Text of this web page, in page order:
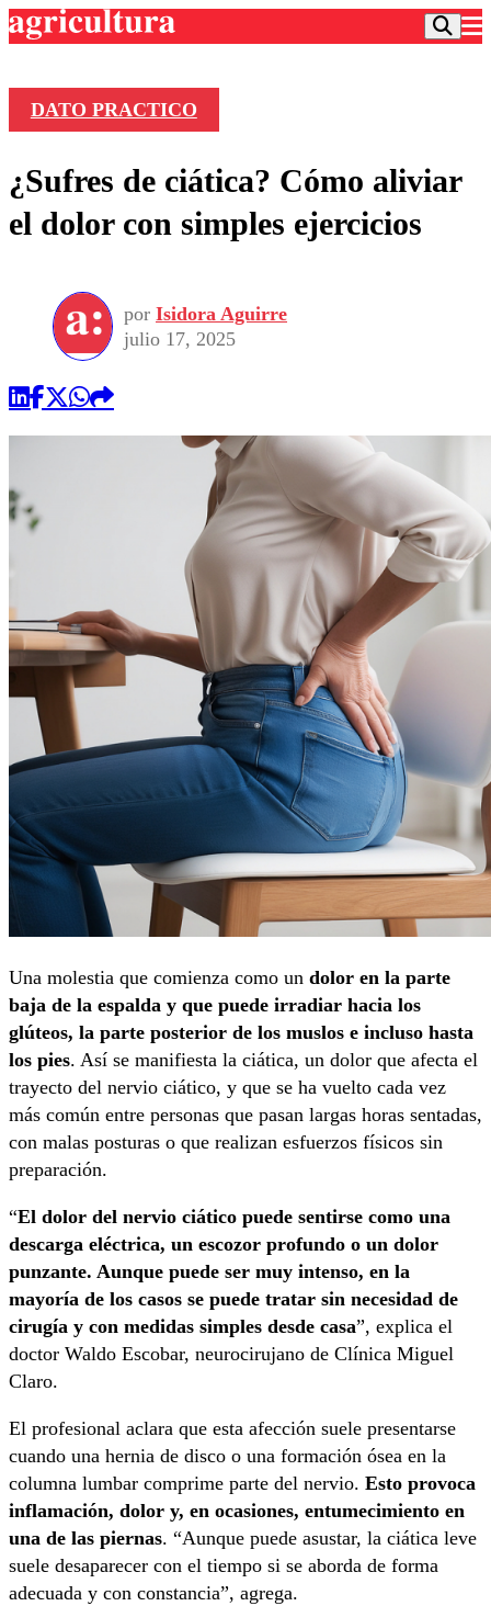
Frecuencias
Agricultura TV
Deportes
Motor
Otros Deportes
Universidad Católica
Universidad de Chile
Dato Practico
Política
Sustentabilidad
Vida Social
Publicaciones en medios
Comercial
DATO PRACTICO
¿Sufres de ciática? Cómo aliviar
el dolor con simples ejercicios
por Isidora Aguirre
julio 17, 2025
Una molestia que comienza como un dolor en la parte
baja de la espalda y que puede irradiar hacia los
glúteos, la parte posterior de los muslos e incluso hasta
los pies. Así se manifiesta la ciática, un dolor que afecta el
trayecto del nervio ciático, y que se ha vuelto cada vez
más común entre personas que pasan largas horas sentadas,
con malas posturas o que realizan esfuerzos físicos sin
preparación.
“El dolor del nervio ciático puede sentirse como una
descarga eléctrica, un escozor profundo o un dolor
punzante. Aunque puede ser muy intenso, en la
mayoría de los casos se puede tratar sin necesidad de
cirugía y con medidas simples desde casa”, explica el
doctor Waldo Escobar, neurocirujano de Clínica Miguel
Claro.
El profesional aclara que esta afección suele presentarse
cuando una hernia de disco o una formación ósea en la
columna lumbar comprime parte del nervio. Esto provoca
inflamación, dolor y, en ocasiones, entumecimiento en
una de las piernas. “Aunque puede asustar, la ciática leve
suele desaparecer con el tiempo si se aborda de forma
adecuada y con constancia”, agrega.